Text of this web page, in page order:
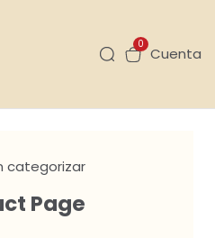
0
Cuenta
categorizar
Page